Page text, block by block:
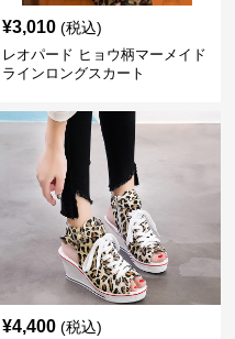
¥3,010 (税込)
レオパード ヒョウ柄マーメイド
ラインロングスカート
¥4,400 (税込)